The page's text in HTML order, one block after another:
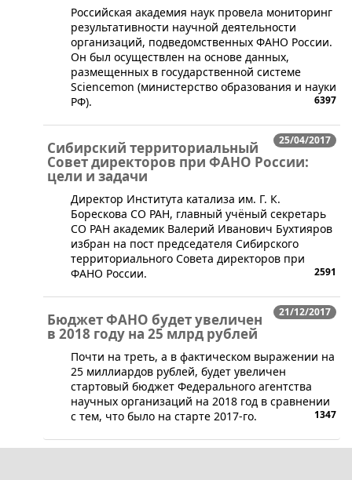
​Российская академия наук провела мониторинг
результативности научной деятельности
организаций, подведомственных ФАНО России.
Он был осуществлен на основе данных,
размещенных в государственной системе
Sciencemon (министерство образования и науки
РФ).
6397
25/04/2017
Сибирский территориальный
Совет директоров при ФАНО России:
цели и задачи
​​Директор Института катализа им. Г. К.
Борескова СО РАН, главный учёный секретарь
СО РАН академик Валерий Иванович Бухтияров
избран на пост председателя Сибирского
территориального Совета директоров при
ФАНО России.
2591
21/12/2017
Бюджет ФАНО будет увеличен
в 2018 году на 25 млрд рублей
​Почти на треть, а в фактическом выражении на
25 миллиардов рублей, будет увеличен
стартовый бюджет Федерального агентства
научных организаций на 2018 год в сравнении
с тем, что было на старте 2017-го.
1347